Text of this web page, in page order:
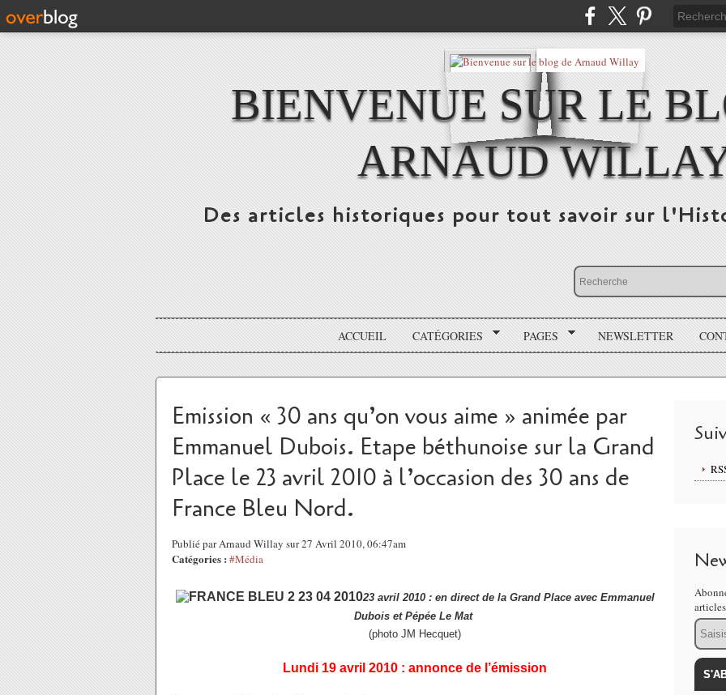
BIENVENUE SUR LE
ARNAUD
Des articles historiques pour tout savoir sur
ACCUEIL CATÉGORIES PAGES NEWSLETTER
Emission « 30 ans qu’on vous aime » animée par
Emmanuel Dubois. Etape béthunoise sur la Grand
Place le 23 avril 2010 à l’occasion des 30 ans de
France Bleu Nord.
Publié par Arnaud Willay sur 27 Avril 2010, 06:47am
Catégories : #Média
23 avril 2010 : en direct de la Grand Place avec Emmanuel
Dubois et Pépée Le Mat
(photo JM Hecquet)
Lundi 19 avril 2010 : annonce de l’émission
Email